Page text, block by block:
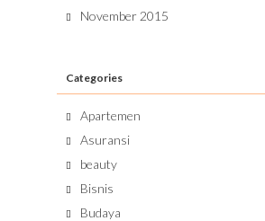
November 2015
Categories
Apartemen
Asuransi
beauty
Bisnis
Budaya